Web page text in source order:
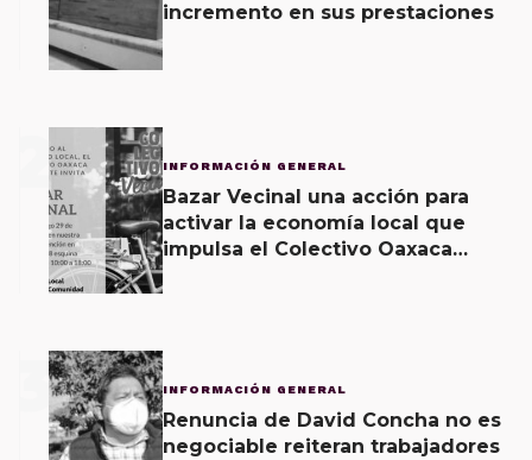
incremento en sus prestaciones
2 INFORMACIÓN GENERAL
Bazar Vecinal una acción para
activar la economía local que
impulsa el Colectivo Oaxaca
3 INFORMACIÓN GENERAL
Renuncia de David Concha no es
negociable reiteran trabajadores